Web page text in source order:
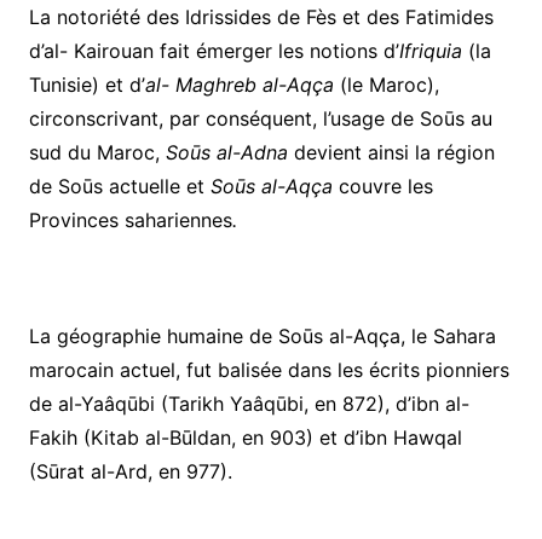
La notoriété des Idrissides de Fès et des Fatimides
d’al- Kairouan fait émerger les notions d’Ifriquia (la
Tunisie) et d’al- Maghreb al-Aqça (le Maroc),
circonscrivant, par conséquent, l’usage de Soūs au
sud du Maroc, Soūs al-Adna devient ainsi la région
de Soūs actuelle et Soūs al-Aqça couvre les
Provinces sahariennes.
La géographie humaine de Soūs al-Aqça, le Sahara
marocain actuel, fut balisée dans les écrits pionniers
de al-Yaâqūbi (Tarikh Yaâqūbi, en 872), d’ibn al-
Fakih (Kitab al-Būldan, en 903) et d’ibn Hawqal
(Sūrat al-Ard, en 977).